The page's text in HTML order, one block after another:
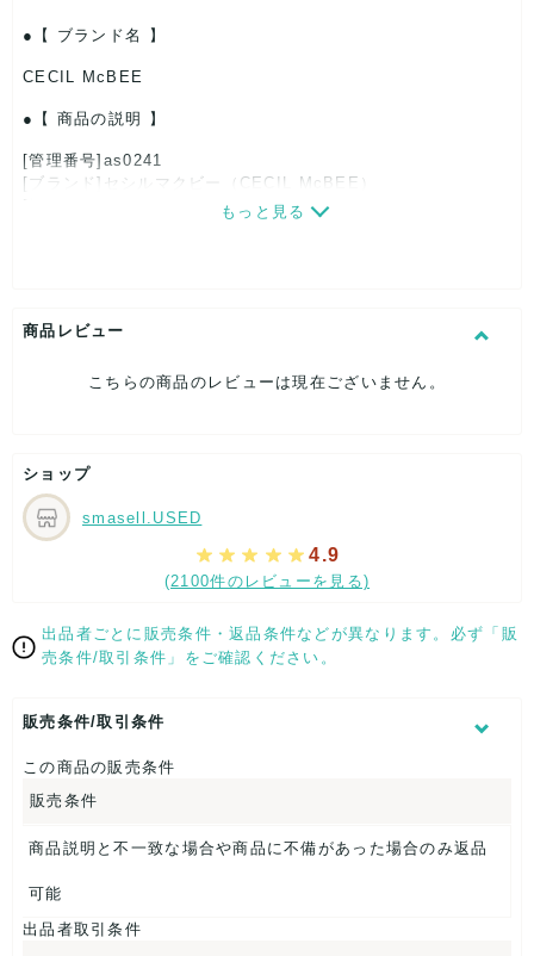
【 ブランド名 】
CECIL McBEE
【 商品の説明 】
[管理番号]as0241
[ブランド]セシルマクビー（CECIL McBEE）
[状態・コンディション]
やや傷や汚れあり
こちらはUSED品になりますので、使用に伴い、
ませ。
[状態追記]素材タグがございません。/部分的に汚れ・シワ有
り。
【 サイズ・容量 】
W約88cm
全長：約88cm
なし
もっと見る
商品レビュー
こちらの商品のレビューは現在ございません。
ショップ
smasell.USED
4.9
(2100件のレビューを見る)
出品者ごとに販売条件・返品条件などが異なります。必ず「販
売条件/取引条件」をご確認ください。
販売条件/取引条件
この商品の販売条件
販売条件
商品説明と不一致な場合や商品に不備があった場合のみ返品
可能
出品者取引条件